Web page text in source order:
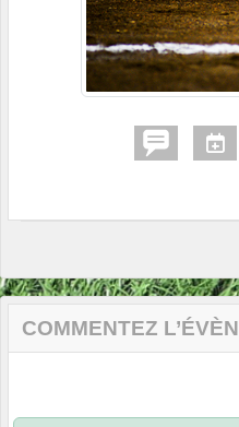
COMMENTEZ